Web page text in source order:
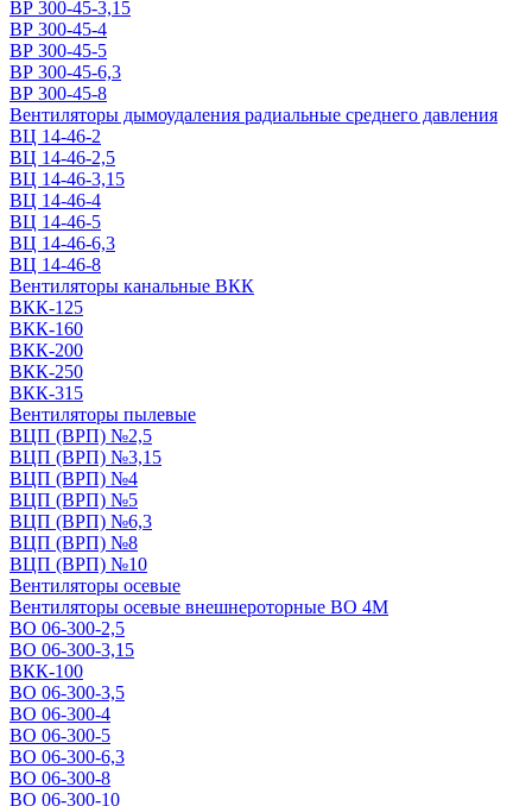
ВР 300-45-3,15
ВР 300-45-4
ВР 300-45-5
ВР 300-45-6,3
ВР 300-45-8
Вентиляторы дымоудаления радиальные среднего давления
ВЦ 14-46-2
ВЦ 14-46-2,5
ВЦ 14-46-3,15
ВЦ 14-46-4
ВЦ 14-46-5
ВЦ 14-46-6,3
ВЦ 14-46-8
Вентиляторы канальные ВКК
ВКК-125
ВКК-160
ВКК-200
ВКК-250
ВКК-315
Вентиляторы пылевые
ВЦП (ВРП) №2,5
ВЦП (ВРП) №3,15
ВЦП (ВРП) №4
ВЦП (ВРП) №5
ВЦП (ВРП) №6,3
ВЦП (ВРП) №8
ВЦП (ВРП) №10
Вентиляторы осевые
Вентиляторы осевые внешнероторные ВО 4М
ВО 06-300-2,5
ВО 06-300-3,15
ВКК-100
ВО 06-300-3,5
ВО 06-300-4
ВО 06-300-5
ВО 06-300-6,3
ВО 06-300-8
ВО 06-300-10